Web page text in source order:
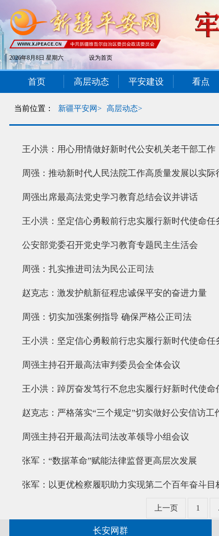
2026年8月8日 星期六 设为首页
首页 高层动态 平安建设 看点
当前位置： 新疆平安网> 高层动态>
王小洪：用心用情做好新时代公安机关老干部工作
周强：推动新时代人民法院工作高质量发展以实
周强出席最高法党史学习教育总结会议并讲话
王小洪：坚定信心勇毅前行忠实履行新时代使命任
公安部党委召开党史学习教育专题民主生活会
周强：扎实推进司法为民公正司法
赵克志：激发护航新征程忠诚保平安的奋进力量
周强：切实加强案例指导 确保严格公正司法
王小洪：坚定信心勇毅前行忠实履行新时代使命任
周强主持召开最高法审判委员会全体会议
王小洪：踔厉奋发笃行不怠忠实履行好新时代使命
赵克志：严格落实“三个规定”切实做好公安信访工
周强主持召开最高法司法改革领导小组会议
张军：“数据革命”赋能法律监督更高层次发展
张军：以更优检察履职助力实现第二个百年奋斗目
上一页 1
长安网群